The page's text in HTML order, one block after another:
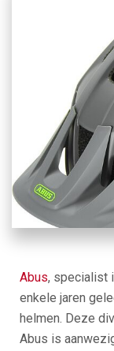
Abus, specialist
enkele jaren
helmen. Deze
Abus is